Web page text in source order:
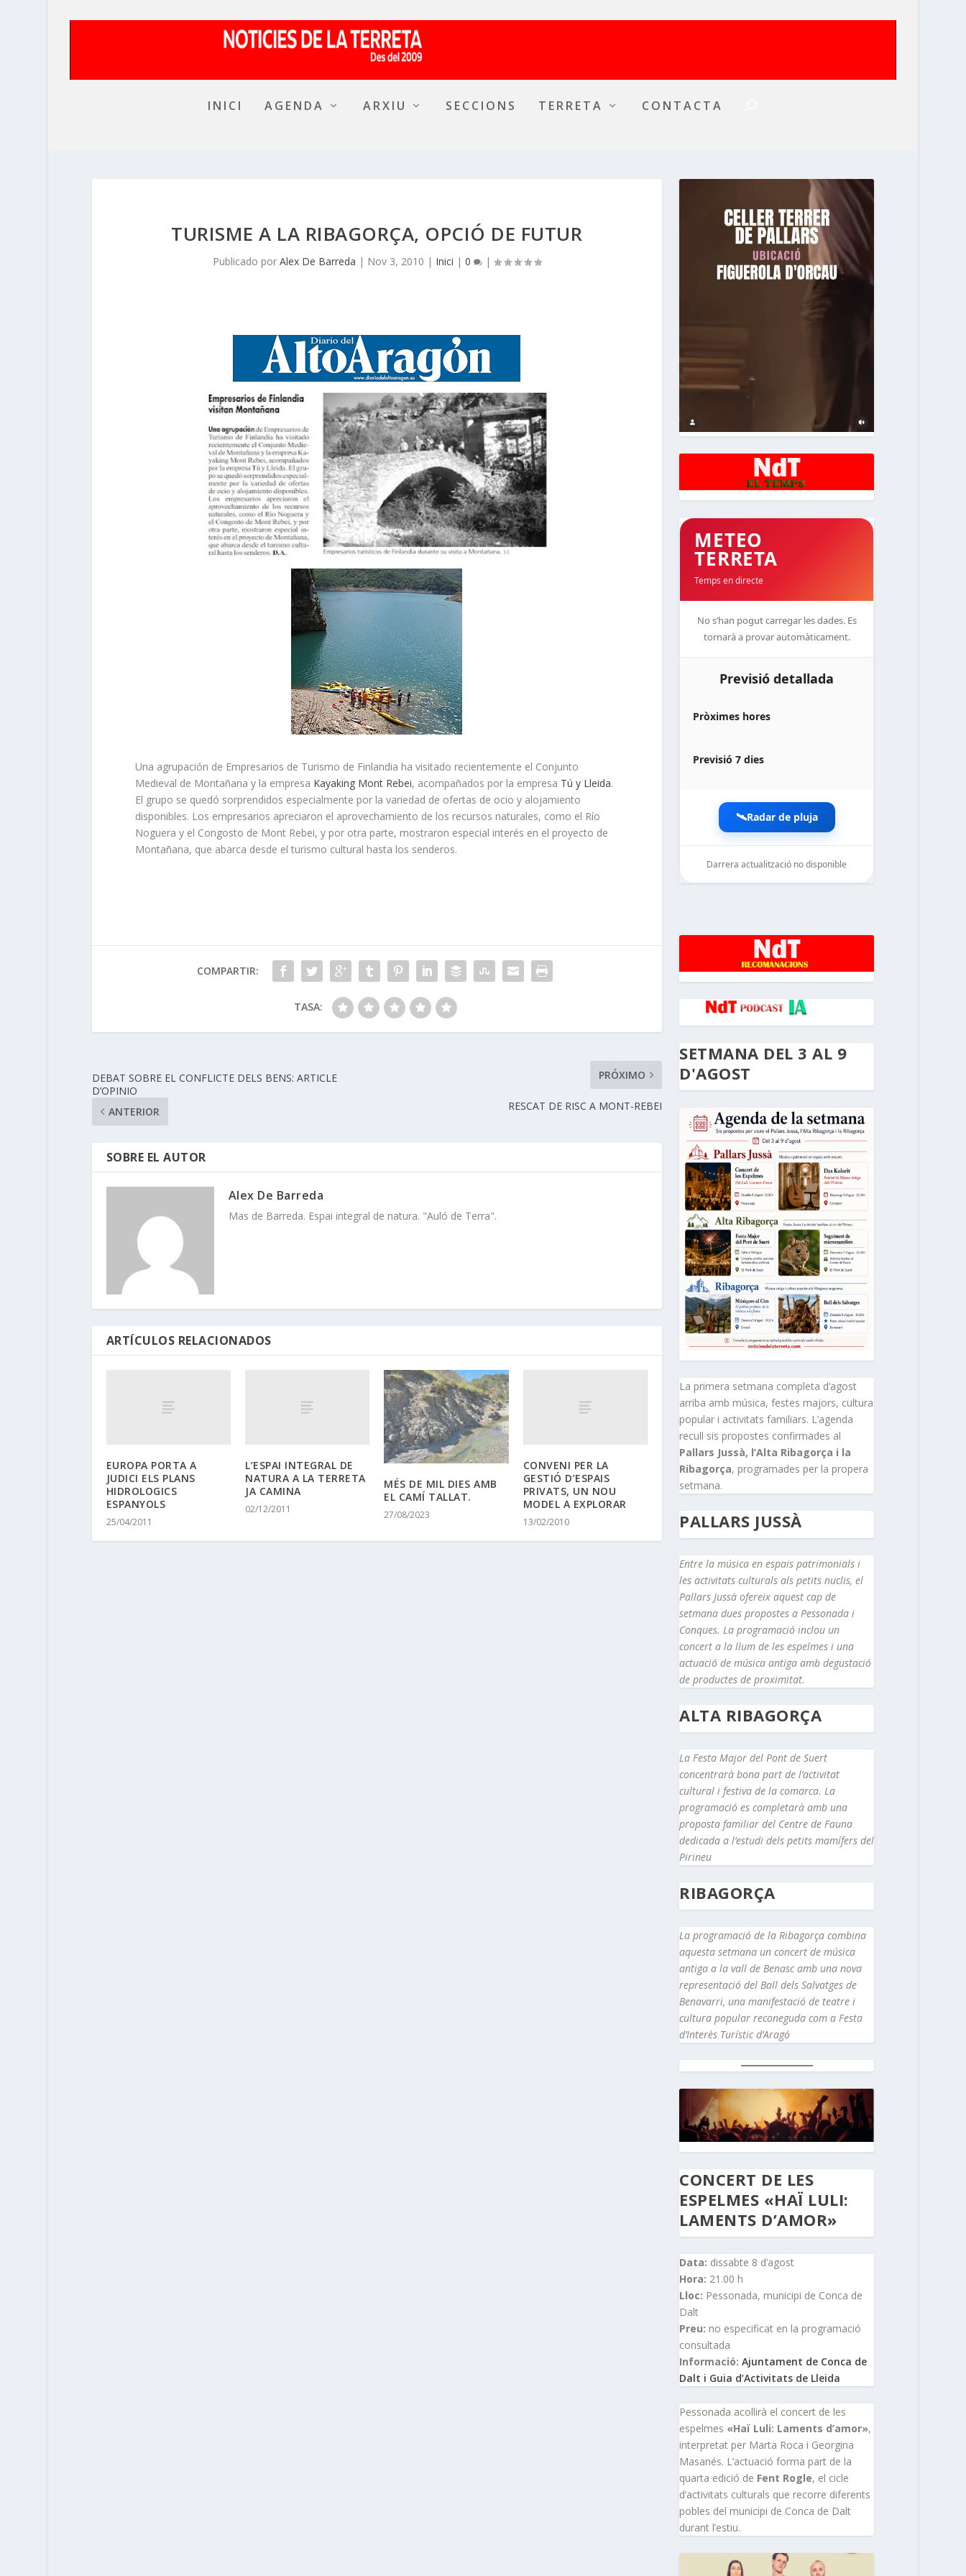
INICI AGENDA ARXIU SECCIONS TERRETA CONTACTA
TURISME A LA RIBAGORÇA, OPCIÓ DE FUTUR
Publicado por Alex De Barreda | Nov 3, 2010 | Inici | 0 |
Una agrupación de Empresarios de Turismo de Finlandia ha visitado recientemente el Conjunto
Medieval de Montañana y la empresa Kayaking Mont Rebei, acompañados por la empresa Tú y Lleida.
El grupo se quedó sorprendidos especialmente por la variedad de ofertas de ocio y alojamiento
disponibles. Los empresarios apreciaron el aprovechamiento de los recursos naturales, como el Río
Noguera y el Congosto de Mont Rebei, y por otra parte, mostraron especial interés en el proyecto de
Montañana, que abarca desde el turismo cultural hasta los senderos.
COMPARTIR:
TASA:
DEBAT SOBRE EL CONFLICTE DELS BENS: ARTICLE
D’OPINIO
ANTERIOR
PRÓXIMO
RESCAT DE RISC A MONT-REBEI
SOBRE EL AUTOR
Alex De Barreda
Mas de Barreda. Espai integral de natura. "Auló de Terra".
ARTÍCULOS RELACIONADOS
EUROPA PORTA A
JUDICI ELS PLANS
HIDROLOGICS
ESPANYOLS
25/04/2011
L’ESPAI INTEGRAL DE
NATURA A LA TERRETA
JA CAMINA
02/12/2011
MÉS DE MIL DIES AMB
EL CAMÍ TALLAT.
27/08/2023
CONVENI PER LA
GESTIÓ D’ESPAIS
PRIVATS, UN NOU
MODEL A EXPLORAR
13/02/2010
METEO
TERRETA
Temps en directe
No s’han pogut carregar les dades. Es
tornarà a provar automàticament.
Previsió detallada
Pròximes hores
Previsió 7 dies
🛰️Radar de pluja
Darrera actualització no disponible
noticiesdelaterreta.com
SETMANA DEL 3 AL 9
D'AGOST
La primera setmana completa d’agost
arriba amb música, festes majors, cultura
popular i activitats familiars. L’agenda
recull sis propostes confirmades al
Pallars Jussà, l’Alta Ribagorça i la
Ribagorça, programades per la propera
setmana.
PALLARS JUSSÀ
Entre la música en espais patrimonials i
les activitats culturals als petits nuclis, el
Pallars Jussà ofereix aquest cap de
setmana dues propostes a Pessonada i
Conques. La programació inclou un
concert a la llum de les espelmes i una
actuació de música antiga amb degustació
de productes de proximitat.
ALTA RIBAGORÇA
La Festa Major del Pont de Suert
concentrarà bona part de l’activitat
cultural i festiva de la comarca. La
programació es completarà amb una
proposta familiar del Centre de Fauna
dedicada a l’estudi dels petits mamífers del
Pirineu
RIBAGORÇA
La programació de la Ribagorça combina
aquesta setmana un concert de música
antiga a la vall de Benasc amb una nova
representació del Ball dels Salvatges de
Benavarri, una manifestació de teatre i
cultura popular reconeguda com a Festa
d’Interès Turístic d’Aragó
CONCERT DE LES
ESPELMES «HAÏ LULI:
LAMENTS D’AMOR»
Data: dissabte 8 d’agost
Hora: 21.00 h
Lloc: Pessonada, municipi de Conca de
Dalt
Preu: no especificat en la programació
consultada
Informació: Ajuntament de Conca de
Dalt i Guia d’Activitats de Lleida
Pessonada acollirà el concert de les
espelmes «Haï Luli: Laments d’amor»,
interpretat per Marta Roca i Georgina
Masanés. L’actuació forma part de la
quarta edició de Fent Rogle, el cicle
d’activitats culturals que recorre diferents
pobles del municipi de Conca de Dalt
durant l’estiu.